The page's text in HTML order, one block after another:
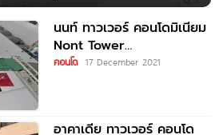
นนท์ ทาวเวอร์ คอนโดมิเนียม
Nont Tower
Condominum ใกล้ MRT
คอนโด 17 December 2021
อาคาเดีย ทาวเวอร์ คอนโด